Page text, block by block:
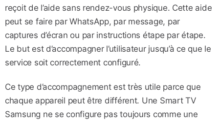
reçoit de l’aide sans rendez-vous physique. Cette aide
peut se faire par WhatsApp, par message, par
captures d’écran ou par instructions étape par étape.
Le but est d’accompagner l’utilisateur jusqu’à ce que le
service soit correctement configuré.
Ce type d’accompagnement est très utile parce que
chaque appareil peut être différent. Une Smart TV
Samsung ne se configure pas toujours comme une